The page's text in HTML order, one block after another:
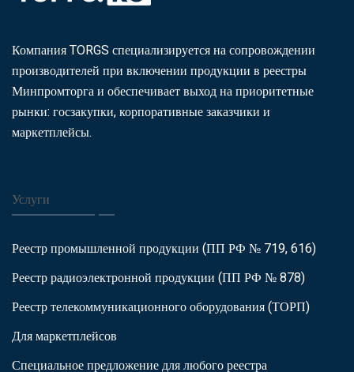
Компания TORGS специализируется на сопровождении
производителей при включении продукции в реестры
Минпромторга и обеспечивает выход на приоритетные
рынки: госзакупки, корпоративные заказчики и
маркетплейсы.
Услуги
Реестр промышленной продукции (ПП РФ № 719, 616)
Реестр радиоэлектронной продукции (ПП РФ № 878)
Реестр телекоммуникационного оборудования (ТОРП)
Для маркетплейсов
Специальное предложение для любого реестра